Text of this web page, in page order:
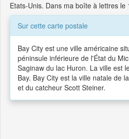
Etats-Unis. Dans ma boîte à lettres le
Sur cette carte postale
Bay City est une ville américaine
péninsule inférieure de l'État du
Saginaw du lac Huron. La ville est
Bay. Bay City est la ville natale de
et du catcheur Scott Steiner.